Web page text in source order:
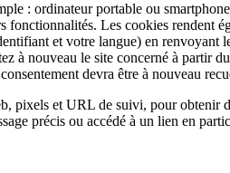
: ordinateur portable ou
Les cookies rendent
et votre langue) en renvoyant
à nouveau le site concerné à partir
devra être à nouveau
pixels et URL de suivi, pour obtenir
précis ou accédé à un lien en